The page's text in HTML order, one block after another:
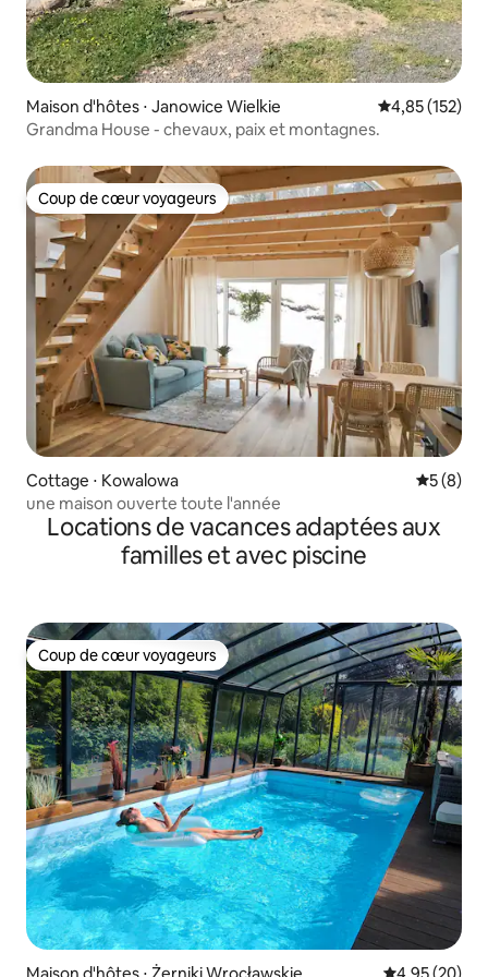
Maison d'hôtes ⋅ Janowice Wielkie Évaluation
4,85 (152)
Grandma House - chevaux, paix et montagnes.
Coup de cœur voyageurs
Coup de cœur voyageurs
Cottage ⋅ Kowalowa
5 (8)
une maison ouverte toute l'année
Locations de vacances adaptées aux
familles et avec piscine
Coup de cœur voyageurs
Coup de cœur voyageurs
Maison d'hôtes ⋅ Żerniki Wrocławskie Évaluation
4,95 (20)